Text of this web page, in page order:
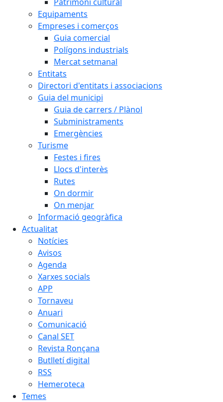
Equipaments
Empreses i comerços
Guia comercial
Polígons industrials
Mercat setmanal
Entitats
Directori d'entitats i associacions
Guia del municipi
Guia de carrers / Plànol
Subministraments
Emergències
Turisme
Festes i fires
Llocs d'interès
Rutes
On dormir
On menjar
Informació geogràfica
Actualitat
Notícies
Avisos
Agenda
Xarxes socials
APP
Tornaveu
Anuari
Comunicació
Canal SET
Revista Ronçana
Butlletí digital
RSS
Hemeroteca
Temes